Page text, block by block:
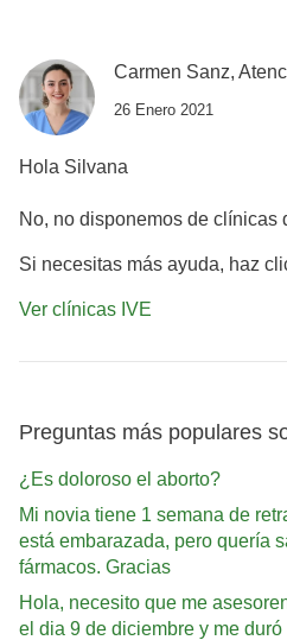
Carmen Sanz,
26 Enero 2021
Hola Silvana
No, no disponemos de clínicas
Si necesitas más ayuda, haz
Ver clínicas IVE
Preguntas más populares
¿Es doloroso el aborto?
Mi novia tiene 1 semana de
está embarazada, pero quería
fármacos. Gracias
Hola, necesito que me
el dia 9 de diciembre y me